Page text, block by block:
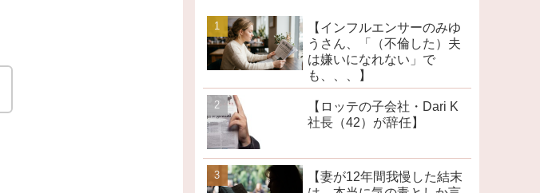
【インフルエンサーのみゆ
うさん、「（不倫した）夫
は嫌いになれない」で
も、、、】
【ロッテの子会社・Dari K
社長（42）が辞任】
【妻が12年間我慢した結末